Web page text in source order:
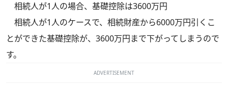
相続人が1人の場合、基礎控除は3600万円
相続人が1人のケースで、相続財産から6000万円引くこ
とができた基礎控除が、3600万円まで下がってしまうので
す。
ADVERTISEMENT